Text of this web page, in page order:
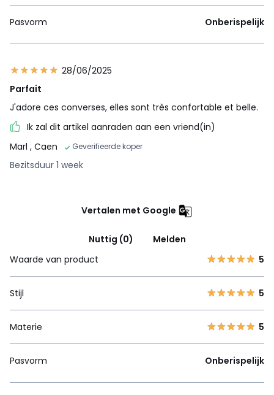
Pasvorm Onberispelijk
28/06/2025
Parfait
J'adore ces converses, elles sont très confortable et belle.
Ik zal dit artikel aanraden aan een vriend(in)
Marl , Caen Geverifieerde koper
Bezitsduur 1 week
Vertalen met Google
Nuttig (0)
Melden
Waarde van product
5
Stijl 5
Materie 5
Pasvorm Onberispelijk